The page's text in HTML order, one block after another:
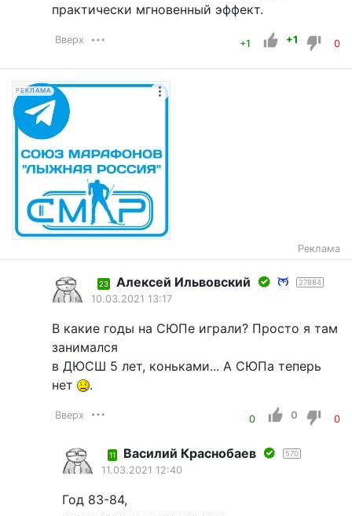
практически мгновенный эффект.
Вверх +1 +1 0
РЕКЛАМА
Реклама
23 Алексей Ильвовский 27884
10.03.2021 13:17
В какие годы на СЮПе играли? Просто я там
занимался
в ДЮСШ 5 лет, коньками... А СЮПа теперь
нет
.
Вверх 0 0 0
11 Василий Краснобаев 570
11.03.2021 12:40
Год 83-84,